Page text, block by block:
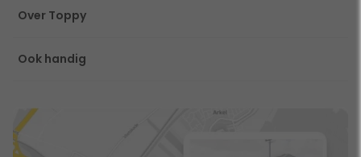
Over Toppy
Ook handig